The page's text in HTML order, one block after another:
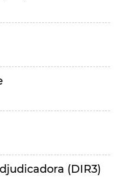
(DIR3)